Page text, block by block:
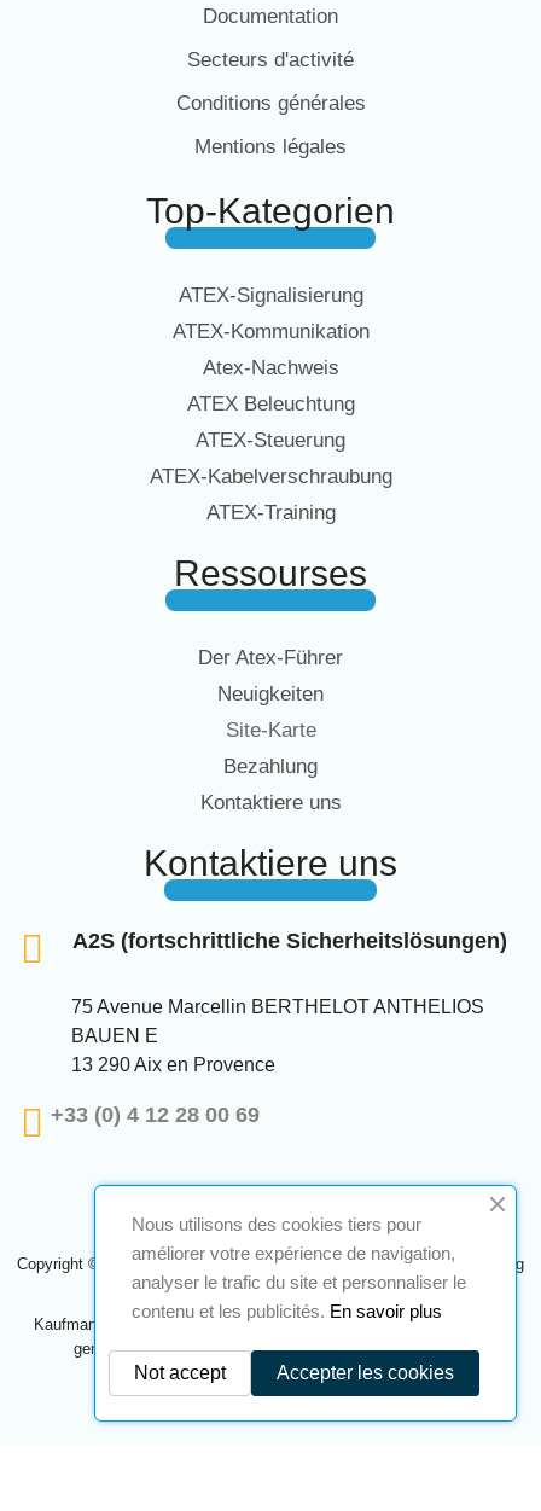
Documentation
Secteurs d'activité
Conditions générales
Mentions légales
Top-Kategorien
ATEX-Signalisierung
ATEX-Kommunikation
Atex-Nachweis
ATEX Beleuchtung
ATEX-Steuerung
ATEX-Kabelverschraubung
ATEX-Training
Ressourses
Der Atex-Führer
Neuigkeiten
Site-Karte
Bezahlung
Kontaktiere uns
Kontaktiere uns
A2S (fortschrittliche Sicherheitslösungen)
75 Avenue Marcellin BERTHELOT ANTHELIOS
BAUEN E
13 290 Aix en Provence
+33 (0) 4 12 28 00 69
Copyright © 2024 A2S ATEX. Alle Rechte vorbehalten. Eine Realisierung
Navilog
Kaufmann, der von der offensichtlichen Meinung des Unternehmens
genehmigt wurde,Klicken Sie hier, um es zu überprüfen.
Nous utilisons des cookies tiers pour
améliorer votre expérience de navigation,
analyser le trafic du site et personnaliser le
contenu et les publicités. En savoir plus
Accepter les cookies
Not accept